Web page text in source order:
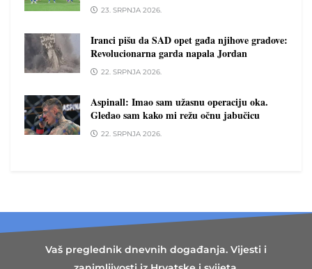
23. SRPNJA 2026.
Iranci pišu da SAD opet gađa njihove gradove:
Revolucionarna garda napala Jordan
22. SRPNJA 2026.
Aspinall: Imao sam užasnu operaciju oka.
Gledao sam kako mi režu očnu jabučicu
22. SRPNJA 2026.
Vaš preglednik dnevnih događanja. Vijesti i